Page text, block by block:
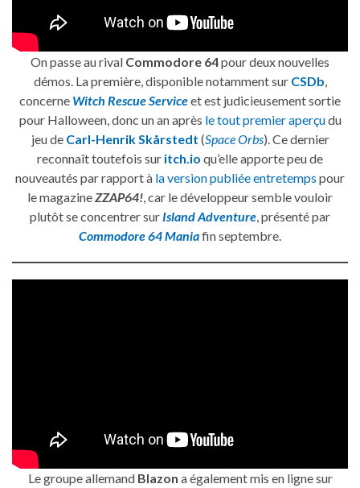
On passe au rival Commodore 64pour deux nouvelles
démos. La première, disponible notamment sur CSDb
concerne Witch Rescue Serviceet est judicieusement sortie
pour Halloween, donc un an après le tout premier aperçudu
jeu de Carl-Henrik Skårstedt (Space Orbs). Ce dernier
reconnaît toutefois sur itch.io qu’elle apporte peu de
nouveautés par rapport à la version publiée entretemps pour
le magazine ZZAP64! , car le développeur semble vouloir
plutôt se concentrer sur Island Adventure , présenté par
Commodore 64 Maniafin septembre.
Le groupe allemand Blazon a également mis en ligne sur